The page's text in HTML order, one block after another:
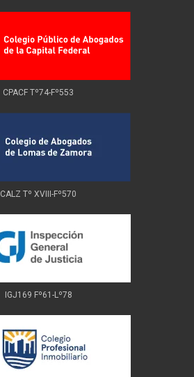
CPACF Tº74-Fº553
CALZ Tº XVIII-Fº570
IGJ169 Fº61-Lº78